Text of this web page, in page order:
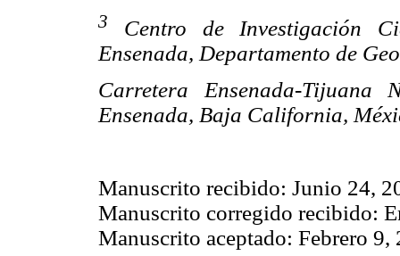
3
Centro de Investigación
Ensenada, Departamento de
Carretera Ensenada-
Ensenada, Baja California,
Manuscrito recibido: Junio 24,
Manuscrito corregido recibido:
Manuscrito aceptado: Febrero 9,